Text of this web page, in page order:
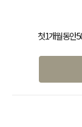
첫 1개월 동안